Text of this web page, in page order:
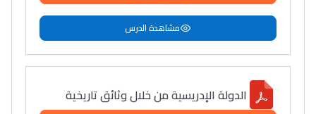
مشاهدة الدرس
الدولة الإدريسية من خلال وثائق تاريخية